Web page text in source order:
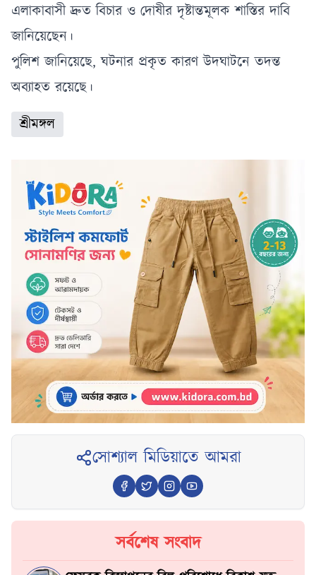
এলাকাবাসী দ্রুত বিচার ও দোষীর দৃষ্টান্তমূলক শাস্তির দাবি
জানিয়েছেন।
পুলিশ জানিয়েছে, ঘটনার প্রকৃত কারণ উদঘাটনে তদন্ত
অব্যাহত রয়েছে।
শ্রীমঙ্গল
সোশ্যাল মিডিয়াতে আমরা
সর্বশেষ সংবাদ